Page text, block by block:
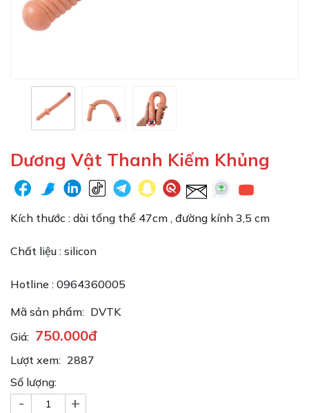
Dương Vật Thanh Kiếm Khủng
Kích thước : dài tổng thể 47cm , đường kính 3,5 cm
Chất liệu : silicon
Hotline : 0964360005
Mã sản phẩm: DVTK
Giá: 750.000đ
Lượt xem: 2887
Số lượng:
- +